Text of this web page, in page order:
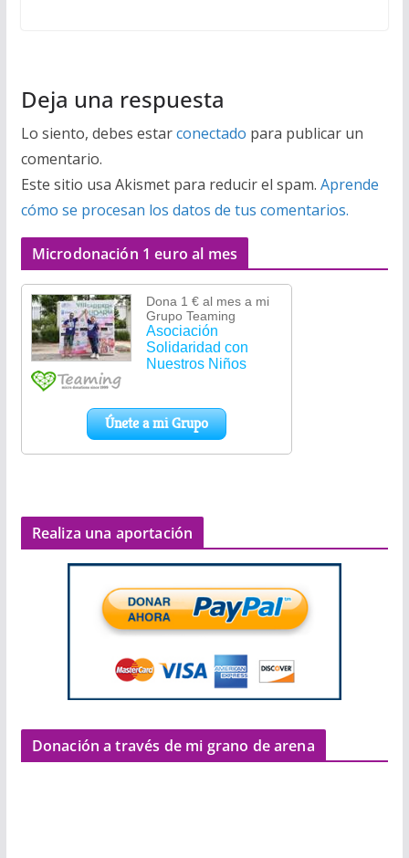
Deja una respuesta
Lo siento, debes estarconectado para publicar un
comentario.
Este sitio usa Akismet para reducir el spam. Aprende
cómo se procesan los datos de tus comentarios.
Microdonación 1 euro al mes
Realiza una aportación
Donación a través de mi grano de arena